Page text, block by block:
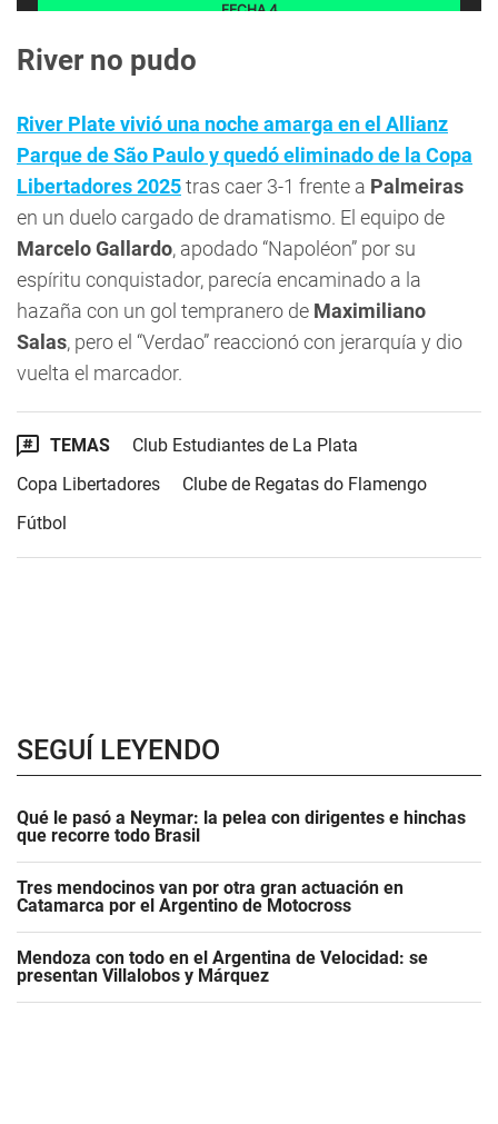
River no pudo
River Plate vivió una noche amarga en el Allianz
Parque de São Paulo y quedó eliminado de la Copa
Libertadores 2025tras caer 3-1 frente a Palmeiras
en un duelo cargado de dramatismo. El equipo de
Marcelo Gallardo, apodado “Napoléon” por su
espíritu conquistador, parecía encaminado a la
hazaña con un gol tempranero de Maximiliano
Salas, pero el “Verdao” reaccionó con jerarquía y dio
vuelta el marcador.
TEMAS
Club Estudiantes de La Plata
Copa Libertadores
Clube de Regatas do Flamengo
Fútbol
SEGUÍ LEYENDO
Qué le pasó a Neymar: la pelea con dirigentes e hinchas
que recorre todo Brasil
Tres mendocinos van por otra gran actuación en
Catamarca por el Argentino de Motocross
Mendoza con todo en el Argentina de Velocidad: se
presentan Villalobos y Márquez